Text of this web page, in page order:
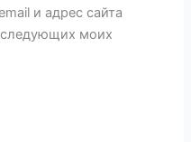
и адрес сайта
моих